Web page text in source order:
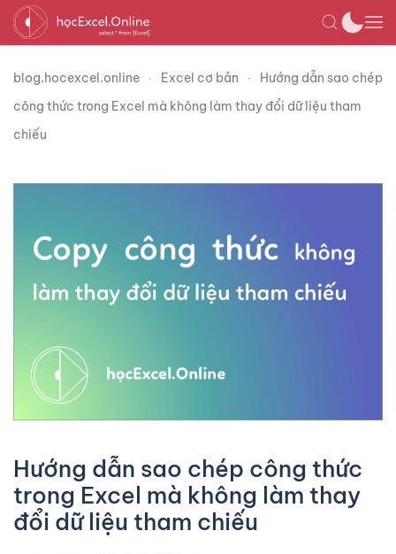
blog.hocexcel.online Excel cơ bản
Hướng dẫn sao chép
công thức trong Excel mà không làm thay đổi dữ liệu tham
chiếu
Hướng dẫn sao chép công thức
trong Excel mà không làm thay
đổi dữ liệu tham chiếu